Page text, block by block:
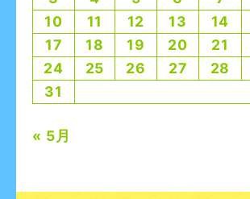
10
11 12 13 14
17
18 19 20 21
24
25 26 27 28
31
« 5月